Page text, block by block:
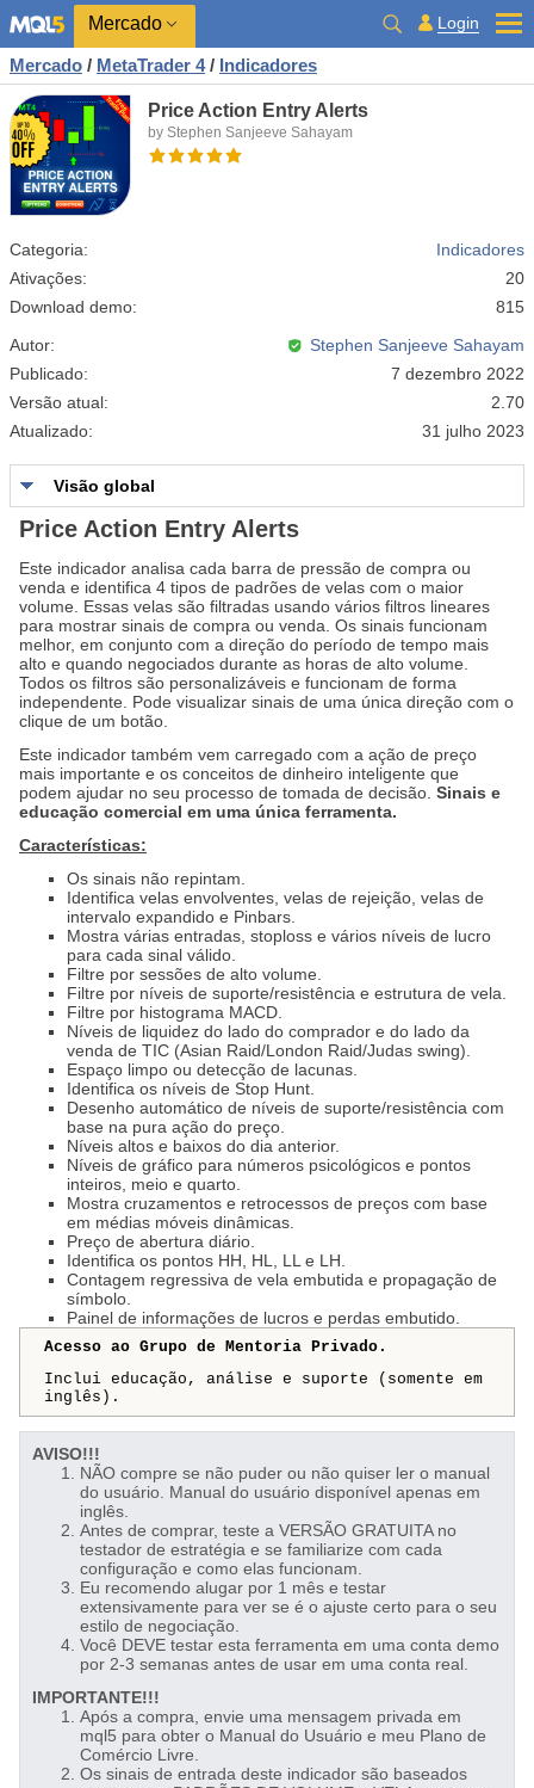
Mercado Login
Mercado / MetaTrader 4 / Indicadores
Price Action Entry Alerts
by Stephen Sanjeeve Sahayam
Categoria:
Indicadores
Ativações:
20
Download demo:
815
Autor:
Stephen Sanjeeve Sahayam
Publicado:
7 dezembro 2022
Versão atual:
2.70
Atualizado:
31 julho 2023
Visão global
Price Action Entry Alerts
Este indicador analisa cada barra de pressão de compra ou
venda e identifica 4 tipos de padrões de velas com o maior
volume. Essas velas são filtradas usando vários filtros lineares
para mostrar sinais de compra ou venda. Os sinais funcionam
melhor, em conjunto com a direção do período de tempo mais
alto e quando negociados durante as horas de alto volume.
Todos os filtros são personalizáveis ​​e funcionam de forma
independente. Pode visualizar sinais de uma única direção com o
clique de um botão.
Este indicador também vem carregado com a ação de preço
mais importante e os conceitos de dinheiro inteligente que
podem ajudar no seu processo de tomada de decisão. Sinais e
educação comercial em uma única ferramenta.
Características:
Os sinais não repintam.
Identifica velas envolventes, velas de rejeição, velas de
intervalo expandido e Pinbars.
Mostra várias entradas, stoploss e vários níveis de lucro
para cada sinal válido.
Filtre por sessões de alto volume.
Filtre por níveis de suporte/resistência e estrutura de vela.
Filtre por histograma MACD.
Níveis de liquidez do lado do comprador e do lado da
venda de TIC (Asian Raid/London Raid/Judas swing).
Espaço limpo ou detecção de lacunas.
Identifica os níveis de Stop Hunt.
Desenho automático de níveis de suporte/resistência com
base na pura ação do preço.
Níveis altos e baixos do dia anterior.
Níveis de gráfico para números psicológicos e pontos
inteiros, meio e quarto.
Mostra cruzamentos e retrocessos de preços com base
em médias móveis dinâmicas.
Preço de abertura diário.
Identifica os pontos HH, HL, LL e LH.
Contagem regressiva de vela embutida e propagação de
símbolo.
Painel de informações de lucros e perdas embutido.
Acesso ao Grupo de Mentoria Privado.
Inclui educação, análise e suporte (somente em
inglês).
AVISO!!!
NÃO compre se não puder ou não quiser ler o manual
do usuário. Manual do usuário disponível apenas em
inglês.
Antes de comprar, teste a VERSÃO GRATUITA no
testador de estratégia e se familiarize com cada
configuração e como elas funcionam.
Eu recomendo alugar por 1 mês e testar
extensivamente para ver se é o ajuste certo para o seu
estilo de negociação.
Você DEVE testar esta ferramenta em uma conta demo
por 2-3 semanas antes de usar em uma conta real.
IMPORTANTE!!!
Após a compra, envie uma mensagem privada em
mql5 para obter o Manual do Usuário e meu Plano de
Comércio Livre.
Os sinais de entrada deste indicador são baseados